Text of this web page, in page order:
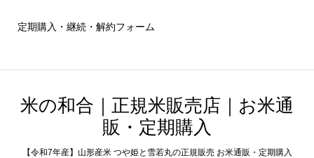
定期購入・継続・解約フォーム
米の和合｜正規米販売店｜お米通
販・定期購入
【令和7年産】山形産米 つや姫と雪若丸の正規販売 お米通販・定期購入